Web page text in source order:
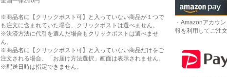
※商品名に【クリックポスト可】と入っていない商品が１つで
も注文に含まれていた場合、クリックポストは選べません。
※決済方法に代引を選んだ場合もクリックポストは選べませ
ん。
※商品名に【クリックポスト可】と入っていない商品だけをご
注文される場合、「お届け方法選択」画面は表示されません。
※配送日時は指定できません。
・Amazonアカウ
報を利用してご注